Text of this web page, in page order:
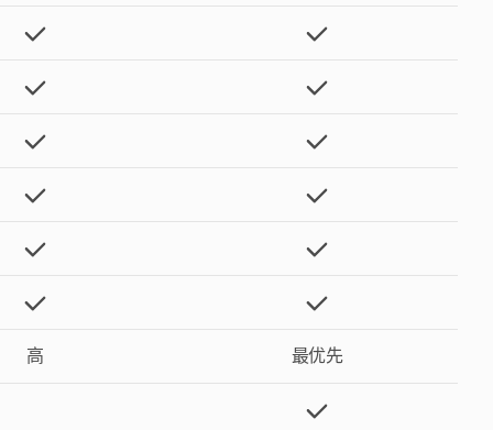
高 最优先